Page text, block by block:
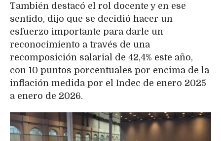
También destacó el rol docente y en ese
sentido, dijo que se decidió hacer un
esfuerzo importante para darle un
reconocimiento a través de una
recomposición salarial de 42,4% este año,
con 10 puntos porcentuales por encima de la
inflación medida por el Indec de enero 2025
a enero de 2026.